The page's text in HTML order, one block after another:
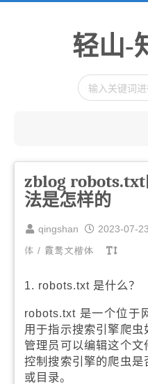
轻山-
zblog
法是怎样的
qingshan 2023-07-23
体 / 霞鹜文楷体
1. robots.txt 是什么？
robots.txt 是一个位于
用于指示搜索引擎爬
管理员可以编辑这个
控制搜索引擎的爬虫
或目录。